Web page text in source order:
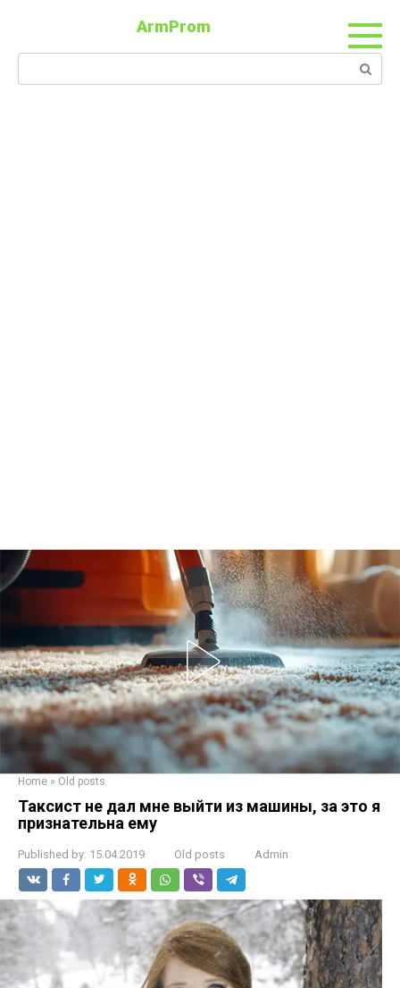
ArmProm
Home » Old posts
Таксист не дал мне выйти из машины, за это я
признательна ему
Published by: 15.04.2019 Old posts Admin